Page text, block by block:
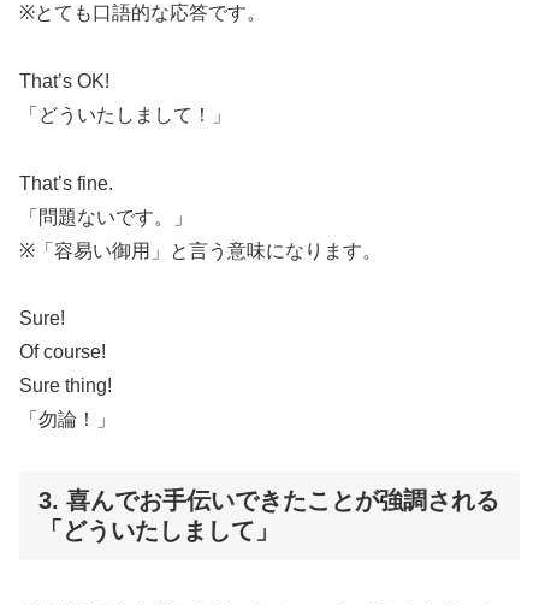
※とても口語的な応答です。
That’s OK!
「どういたしまして！」
That’s fine.
「問題ないです。」
※「容易い御用」と言う意味になります。
Sure!
Of course!
Sure thing!
「勿論！」
3. 喜んでお手伝いできたことが強調される
「どういたしまして」